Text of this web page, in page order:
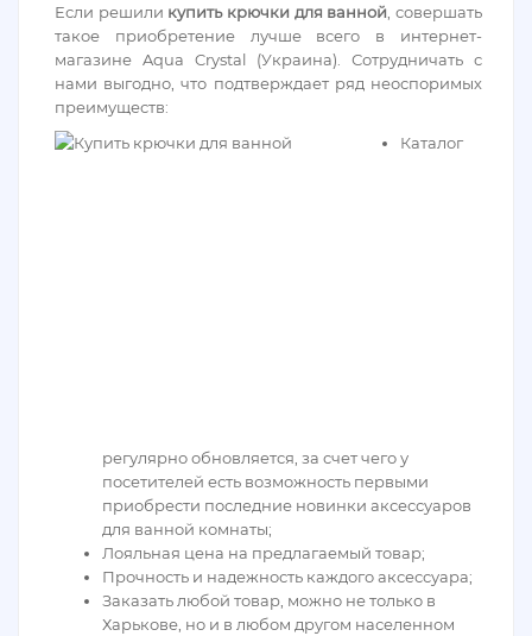
Если решили купить крючки для ванной , совершать
такое приобретение лучше всего в интернет-
магазине Aqua Crystal (Украина). Сотрудничать с
нами выгодно, что подтверждает ряд неоспоримых
преимуществ:
Каталог
регулярно обновляется, за счет чего у
посетителей есть возможность первыми
приобрести последние новинки аксессуаров
для ванной комнаты;
Лояльная цена на предлагаемый товар;
Прочность и надежность каждого аксессуара;
Заказать любой товар, можно не только в
Харькове, но и в любом другом населенном